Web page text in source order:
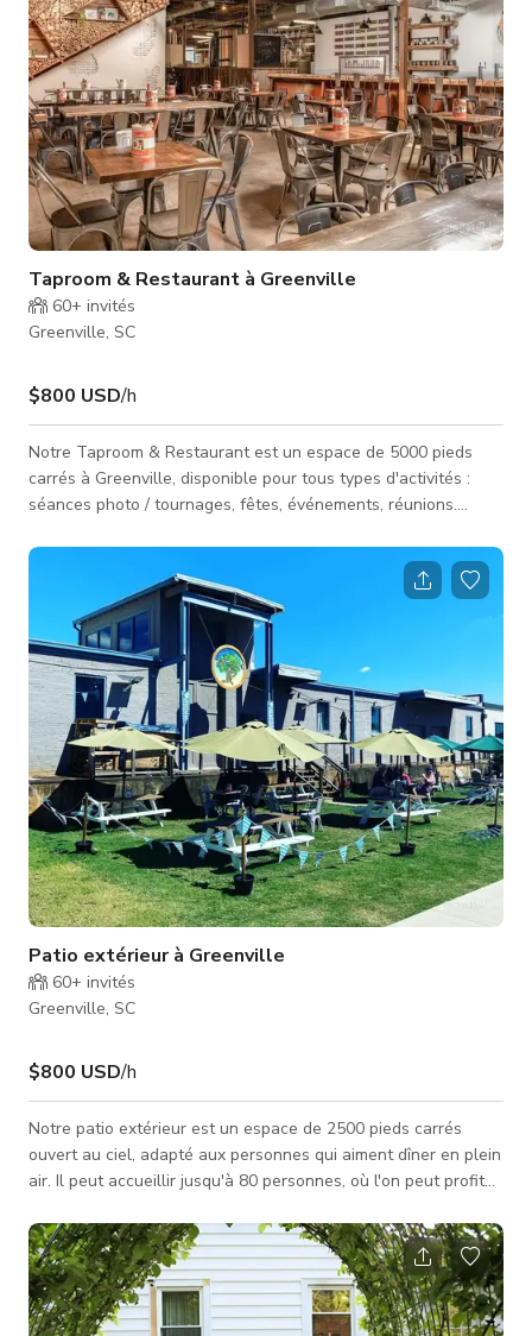
Taproom & Restaurant à Greenville
60+ invités
Greenville, SC
$800 USD/h
Notre Taproom & Restaurant est un espace de 5000 pieds
carrés à Greenville, disponible pour tous types d'activités :
séances photo / tournages, fêtes, événements, réunions.
de Unity Park, notre taproom spacieux et salon s'ouvre sur un
jardin de bière en bordure de sentier avec des jeux et des
sièges pour profiter avec vos amis, animaux de compagnie et
communauté. Veuillez nous contacter directement pour plus
d'informatio
Patio extérieur à Greenville
60+ invités
Greenville, SC
$800 USD/h
Notre patio extérieur est un espace de 2500 pieds carrés
ouvert au ciel, adapté aux personnes qui aiment dîner en plein
air. Il peut accueillir jusqu'à 80 personnes, où l'on peut profiter
un éclairage tamisé avec leurs proches. L'espace du patio est
disponible pour des séances photo/tournages, fêtes,
événements et réunions. Veuillez nous contacter directement
pour plus d'informations.